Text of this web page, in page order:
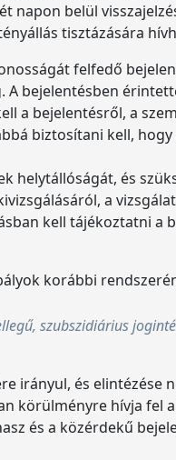
napon belül
tisztázására
felfedő
A bejelentésben
a bejelentésről, a
biztosítani kell,
helytállóságát, és
a
kell tájékoztatni a
korábbi
szubszidiárius
irányul, és elintézése
körülményre hívja fel
és a közérdekű